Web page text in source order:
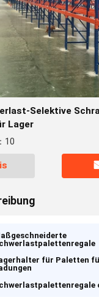
Selektive
Lager
10
für Paletten